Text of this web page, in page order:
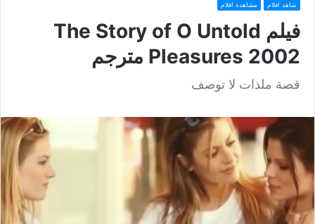
شاهد افلام مشاهدة افلام
فيلم The Story of O Untold
Pleasures 2002 مترجم
قصة ملذات لا توصف